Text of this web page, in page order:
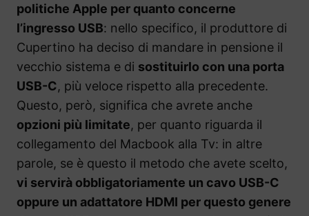
politiche Apple per quanto concerne
l’ingresso USB: nello specifico, il produttore di
Cupertino ha deciso di mandare in pensione il
vecchio sistema e di sostituirlo con una porta
USB-C, più veloce rispetto alla precedente.
Questo, però, significa che avrete anche
opzioni più limitate, per quanto riguarda il
collegamento del Macbook alla Tv: in altre
parole, se è questo il metodo che avete scelto,
vi servirà obbligatoriamente un cavo USB-C
oppure un adattatore HDMI per questo genere